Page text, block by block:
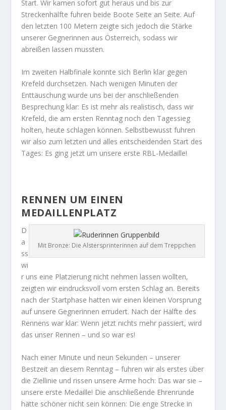
Start. Wir kamen sofort gut heraus und bis zur
Streckenhälfte fuhren beide Boote Seite an Seite. Auf
den letzten 100 Metern zeigte sich jedoch die Stärke
unserer Gegnerinnen aus Österreich, sodass wir
abreißen lassen mussten.
Im zweiten Halbfinale konnte sich Berlin klar gegen
Krefeld durchsetzen. Nach wenigen Minuten der
Enttäuschung wurde uns bei der anschließenden
Besprechung klar: Es ist mehr als realistisch, dass wir
Krefeld, die am ersten Renntag noch den Tagessieg
holten, heute schlagen können. Selbstbewusst fuhren
wir also zum letzten und alles entscheidenden Start des
Tages: Es ging jetzt um unsere erste RBL-Medaille!
RENNEN UM EINEN
MEDAILLENPLATZ
Mit Bronze: Die Alstersprinterinnen auf dem Treppchen
D
a
ss
wi
r uns eine Platzierung nicht nehmen lassen wollten,
zeigten wir eindrucksvoll vom ersten Schlag an. Bereits
nach der Startphase hatten wir einen kleinen Vorsprung
auf unsere Gegnerinnen errudert. Nach der Hälfte des
Rennens war klar: Wenn jetzt nichts mehr passiert, wird
das unser Rennen – und so war es!
Nach einer Minute und neun Sekunden – unserer
Bestzeit an diesem Renntag – fuhren wir als erstes über
die Ziellinie und rissen unsere Arme hoch: Das war sie –
unsere erste Medaille! Die anschließende Ehrenrunde
hätte schöner nicht sein können: Die enge Strecke in